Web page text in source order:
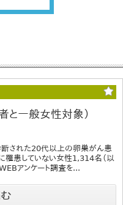
と一般女性対象）
断された20代以上の卵巣がん患
罹患していない女性1,314名（以
アンケート調査を...